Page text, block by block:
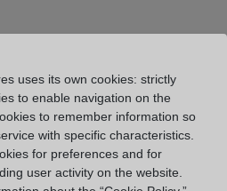
28006 Madrid
uses its own cookies: strictly
to enable navigation on the
to remember information so
with specific characteristics.
for preferences and for
user activity on the website.